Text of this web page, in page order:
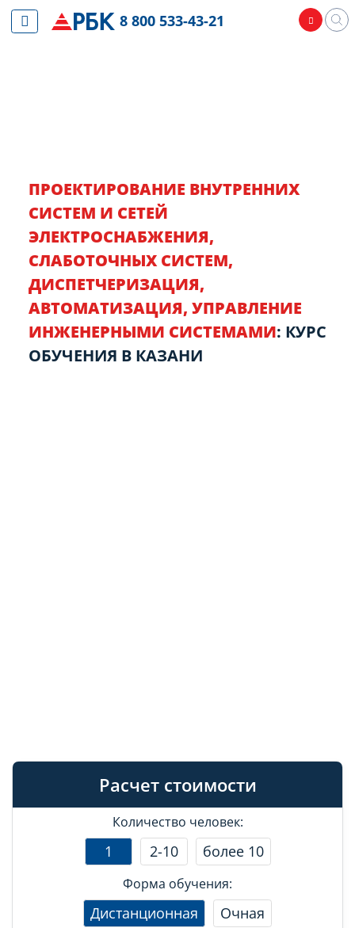
ПРОЕКТИРОВАНИЕ ВНУТРЕННИХ
СИСТЕМ И СЕТЕЙ
ЭЛЕКТРОСНАБЖЕНИЯ,
СЛАБОТОЧНЫХ СИСТЕМ,
ДИСПЕТЧЕРИЗАЦИЯ,
АВТОМАТИЗАЦИЯ, УПРАВЛЕНИЕ
ИНЖЕНЕРНЫМИ СИСТЕМАМИ: КУРС
ОБУЧЕНИЯ В КАЗАНИ
Расчет стоимости
Количество человек:
1 2-10 более 10
Форма обучения:
Дистанционная Очная
8 800 533-43-21